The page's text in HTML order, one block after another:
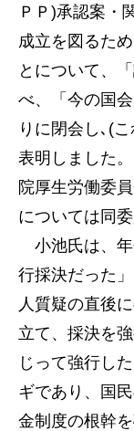
ＰＰ)承認案・
成立を図るた
とについて、
べ、「今の国
りに閉会し､(
表明しました
院厚生労働委
については同
小池氏は、年
行採決だった
人質疑の直後
立て、採決を
じって強行し
ギであり、国
金制度の根幹